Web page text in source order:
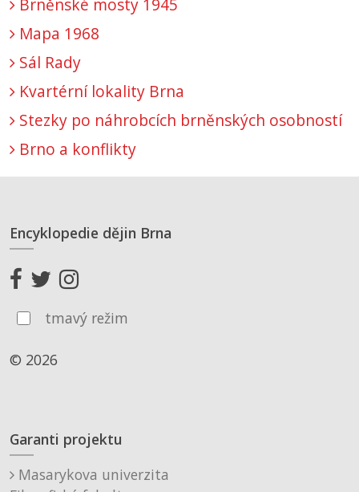
Brněnské mosty 1945
Mapa 1968
Sál Rady
Kvartérní lokality Brna
Stezky po náhrobcích brněnských osobností
Brno a konflikty
Encyklopedie dějin Brna
tmavý režim
© 2026
Garanti projektu
Masarykova univerzita